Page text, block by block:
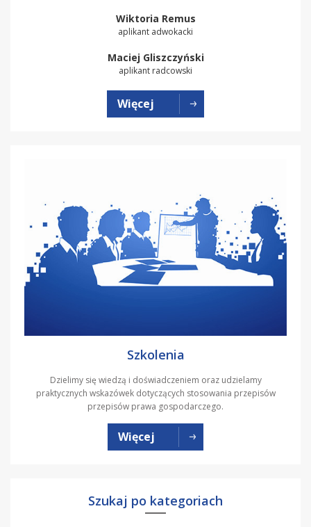
Wiktoria Remus
aplikant adwokacki
Maciej Gliszczyński
aplikant radcowski
Więcej
Szkolenia
Dzielimy się wiedzą i doświadczeniem oraz udzielamy
praktycznych wskazówek dotyczących stosowania przepisów
przepisów prawa gospodarczego.
Więcej
Szukaj po kategoriach